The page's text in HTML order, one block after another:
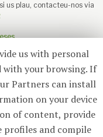
us plau, contacteu-nos via
us with personal
with your browsing. If
Partners can install
on your device
of content, provide
profiles and compile